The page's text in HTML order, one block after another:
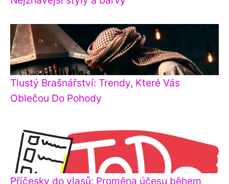
Tlustý Brašnářství: Trendy, Které Vás
Oblečou Do Pohody
Příčesky do vlasů: Proměna účesu během